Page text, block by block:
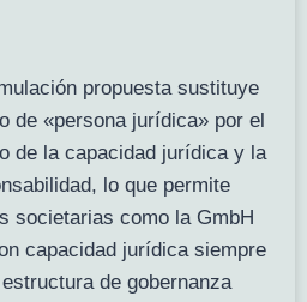
propuesta sustituye
de «persona jurídica» por el
de la capacidad jurídica y la
lo que permite
societarias como la GmbH
capacidad jurídica siempre
de gobernanza